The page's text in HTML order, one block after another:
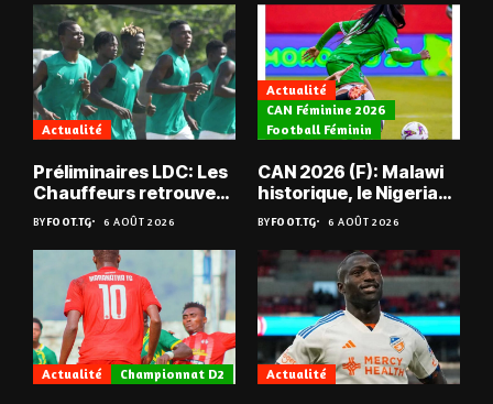
Actualité
Préliminaires LDC: Les
Chauffeurs retrouvent
les Mimos
BYFOOT.TG 6 AOÛT 2026
Actualité
CAN Féminine 2026
Football Féminin
CAN 2026 (F): Malawi
historique, le Nigeria
sauvé, la Zambie
éliminée
BYFOOT.TG 6 AOÛT 2026
Actualité Championnat D2 Actualité